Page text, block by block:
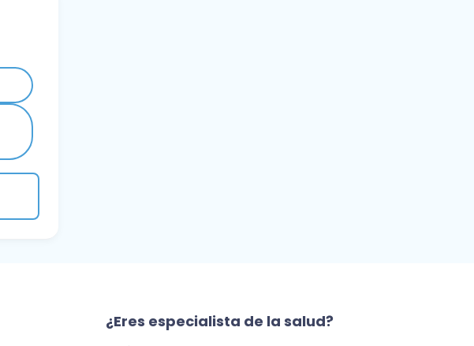
¿Eres especialista de la salud?